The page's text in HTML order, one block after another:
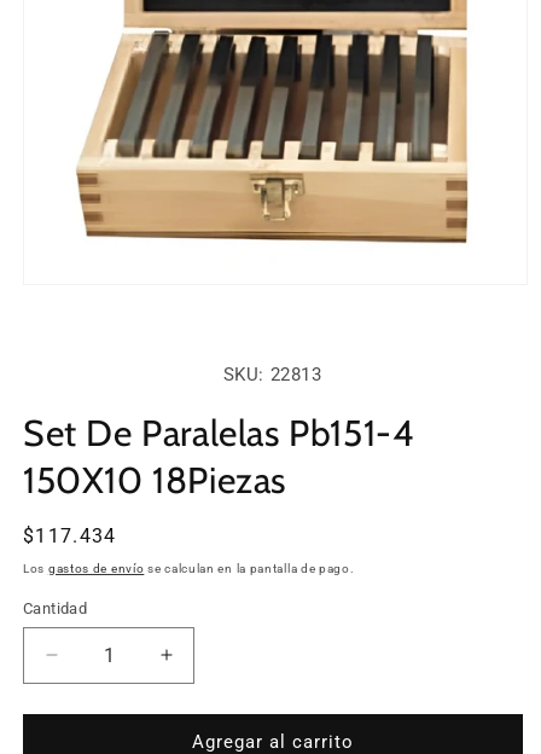
modal
SKU: 22813
Set De Paralelas Pb151-4
150X10 18Piezas
Precio
habitual
$117.434
Los gastos de envío se calculan en la pantalla de pago.
Cantidad
Cantidad
Reducir
cantidad
para
Aumentar
cantidad
para
SetAgregar al carrito